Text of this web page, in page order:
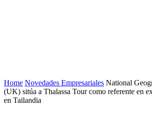
Home Novedades Empresariales National
(UK) sitúa a Thalassa Tour como referente en
en Tailandia